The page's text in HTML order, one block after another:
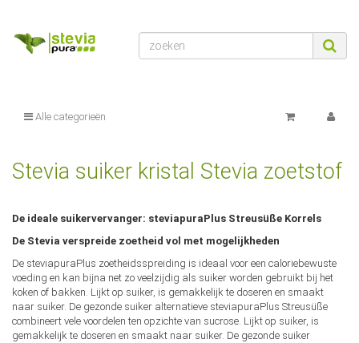
Alle categorieën
Stevia suiker kristal Stevia zoetstof
De ideale suikervervanger: steviapuraPlus Streusüße Korrels
De Stevia verspreide zoetheid vol met mogelijkheden
De steviapuraPlus zoetheidsspreiding is ideaal voor een caloriebewuste
voeding en kan bijna net zo veelzijdig als suiker worden gebruikt bij het
koken of bakken. Lijkt op suiker, is gemakkelijk te doseren en smaakt
naar suiker. De gezonde suiker alternatieve steviapuraPlus Streusüße
combineert vele voordelen ten opzichte van sucrose. Lijkt op suiker, is
gemakkelijk te doseren en smaakt naar suiker. De gezonde suiker
$zuletztInWarenkorbGelegterArtikel